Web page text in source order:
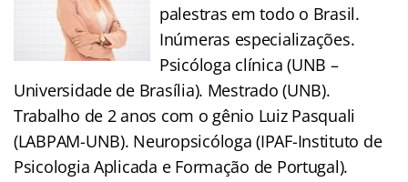
palestras em todo o Brasil.
Inúmeras especializações.
Psicóloga clínica (UNB –
Universidade de Brasília). Mestrado (UNB).
Trabalho de 2 anos com o gênio Luiz Pasquali
(LABPAM-UNB). Neuropsicóloga (IPAF-Instituto de
Psicologia Aplicada e Formação de Portugal).